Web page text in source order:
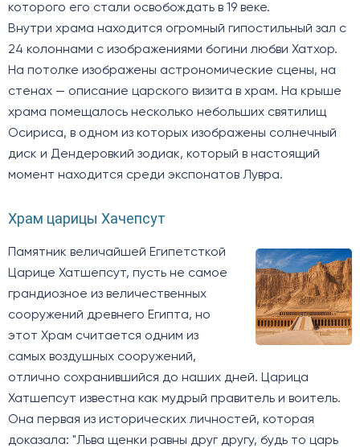
которого его стали освобождать в 19 веке.
Внутри храма находится огромный гипостильный зал с
24 колоннами с изображениями богини любви Хатхор.
На потолке изображены астрономические сцены, на
стенах — описание царского визита в храм. На крыше
храма помещалось несколько небольших святилищ
Осириса, в одном из которых изображены солнечный
диск и Дендеровкий зодиак, который в настоящий
момент находится среди экспонатов Лувра.
Храм царицы Хачепсут
Памятник величайшей Египетсткой
Царице Хатшепсут, пусть не самое
грандиозное из величественных
сооружений древнего Египта, но
этот Храм считается одним из
самых воздушных сооружений,
отлично сохранившийся до наших дней. Царица
Хатшепсут известна как мудрый правитель и воитель.
Она первая из исторических личностей, которая
доказала: "Льва щенки равны друг другу, будь то царь